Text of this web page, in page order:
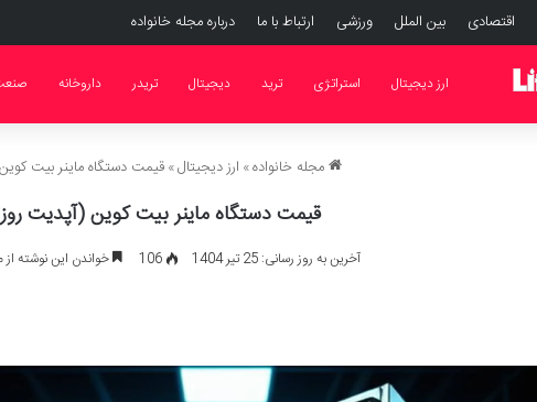
اقتصادی بین الملل ورزشی ارتباط با ما درباره مجله خانواده
ارز دیجیتال استراتژی ترید دیجیتال تریدر داروخانه
مجله خانواده» ارز دیجیتال» قیمت دستگاه ماینر بیت
قیمت دستگاه ماینر بیت کوین (آپدیت
آخرین به روز رسانی: 25 تیر 1404 106 خواندن این نوشته از مجله خانواده